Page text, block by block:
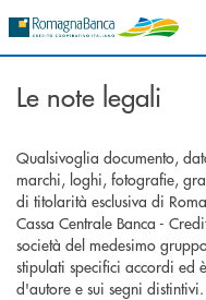
Le note legali
Qualsivoglia documento,
marchi, loghi, fotografie,
di titolarità esclusiva di
Cassa Centrale Banca -
società del medesimo
stipulati specifici accordi ed
d'autore e sui segni distintivi.